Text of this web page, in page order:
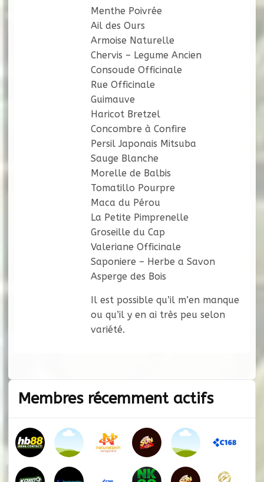
Menthe Poivrée
Ail des Ours
Armoise Naturelle
Chervis – Legume Ancien
Consoude Officinale
Rue Officinale
Guimauve
Haricot Bretzel
Concombre à Confire
Persil Japonais Mitsuba
Sauge Blanche
Morelle de Balbis
Tomatillo Pourpre
Maca du Pérou
La Petite Pimprenelle
Groseille du Cap
Valeriane Officinale
Saponiere – Herbe a Savon
Asperge des Bois
Il est possible qu’il m’en manque
ou qu’il y en ai très peu selon
variété.
Membres récemment actifs